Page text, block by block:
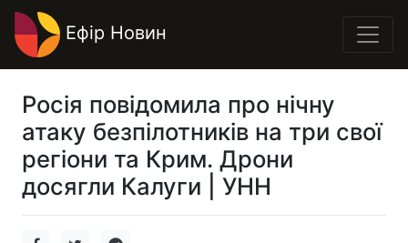
Ефір Новин
Росія повідомила про нічну
атаку безпілотників на три свої
регіони та Крим. Дрони
досягли Калуги | УНН